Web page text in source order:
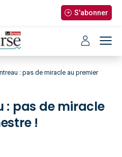
S'abonner
: pas de miracle au premier
: pas de miracle
!